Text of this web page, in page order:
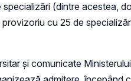
(dintre acestea,
cu 25 de
și comunicate